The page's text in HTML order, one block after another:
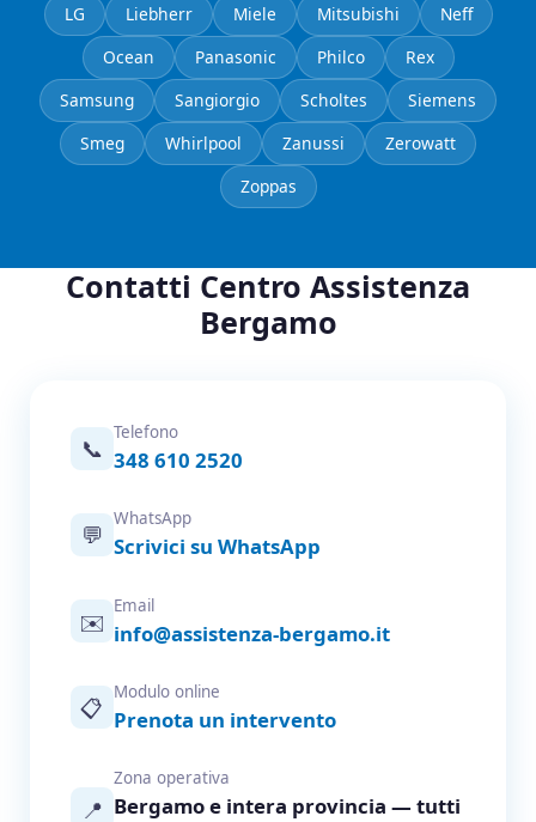
LG
Liebherr Miele Mitsubishi
Neff
Ocean
Panasonic Philco
Rex
Samsung
Sangiorgio Scholtes
Siemens
Smeg
Whirlpool Zanussi
Zerowatt
Zoppas
Contatti Centro Assistenza
Bergamo
📞
Telefono
348 610 2520
💬
WhatsApp
Scrivici su WhatsApp
✉️
Email
info@assistenza-bergamo.it
📋
Modulo online
Prenota un intervento
📍
Zona operativa
Bergamo e intera provincia — tutti